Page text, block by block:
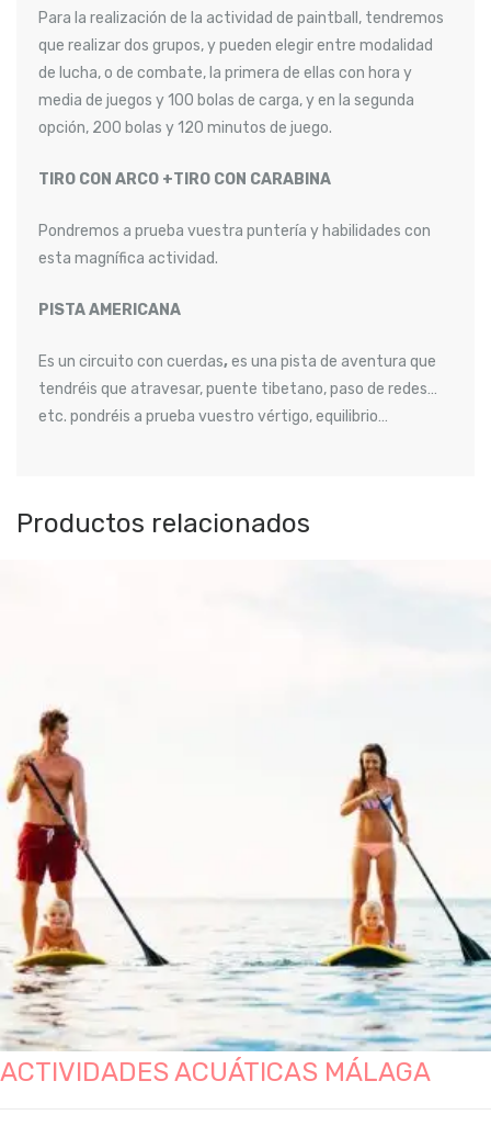
Para la realización de la actividad de paintball, tendremos
que realizar dos grupos, y pueden elegir entre modalidad
de lucha, o de combate, la primera de ellas con hora y
media de juegos y 100 bolas de carga, y en la segunda
opción, 200 bolas y 120 minutos de juego.
TIRO CON ARCO +TIRO CON CARABINA
Pondremos a prueba vuestra puntería y habilidades con
esta magnífica actividad.
PISTA AMERICANA
Es un circuito con cuerdas,es una pista de aventura que
tendréis que atravesar, puente tibetano, paso de redes…
etc. pondréis a prueba vuestro vértigo, equilibrio…
Productos relacionados
ACTIVIDADES ACUÁTICAS MÁLAGA